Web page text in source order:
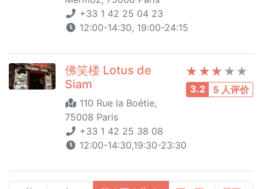
+33 1 42 25 04 23
12:00-14:30, 19:00-24:15
3.2 5 人评价
佛笑楼 Lotus de
Siam
110 Rue la Boétie,
75008 Paris
+33 1 42 25 38 08
12:00-14:30,19:30-23:30